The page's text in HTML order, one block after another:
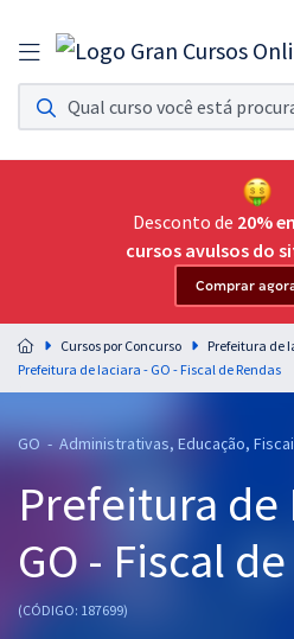
Assinatura Ilimitada 11
Acesso a todos os cursos. Teste grátis por 7
Assinatura OAB Até Passar
Acesso ilimitado a toda preparação para o
Residências Multiprofissionais
Preparação completa e intensiva para as
residências em saúde do Brasil
Cursos 20% OFF
Pós
Graduação
Desconto de 20%
cursos avulsos do
Comprar
Cursos por Concurso
Prefeitura de
Prefeitura de Iaciara - GO - Fiscal de Rendas
GO - Administrativas, Educação,
Prefeitura de
GO - Fiscal
(CÓDIGO: 187699)